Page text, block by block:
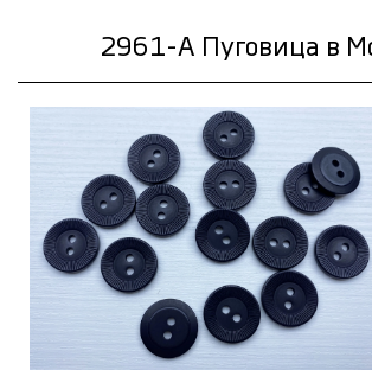
2961-А Пуговица в